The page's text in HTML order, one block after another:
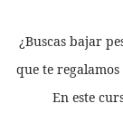
¿Buscas bajar
que te regalamos
En este